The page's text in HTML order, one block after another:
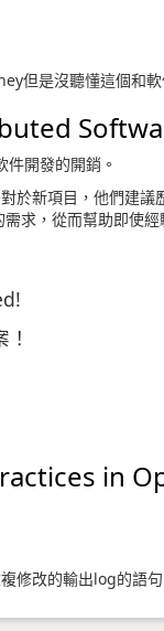
但是沒聽懂這個和軟
開發的開銷。
於新項目，他們建
求，從而幫助即使
in
修改的輸出log的語